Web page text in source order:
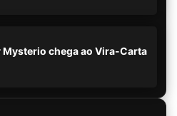
Mysterio chega ao Vira-Carta